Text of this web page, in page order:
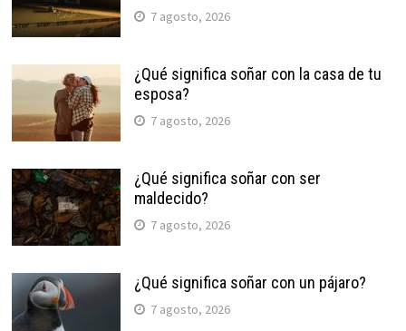
7 agosto, 2026
¿Qué significa soñar con la casa de tu
esposa?
7 agosto, 2026
¿Qué significa soñar con ser
maldecido?
7 agosto, 2026
¿Qué significa soñar con un pájaro?
7 agosto, 2026